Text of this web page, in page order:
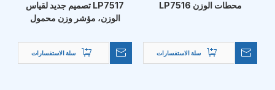
LP7517 تصميم جديد لقياس
الوزن، مؤشر وزن محمول
سلة الاستفسارات
محطات الوزن LP7516
سلة الاستفسارات